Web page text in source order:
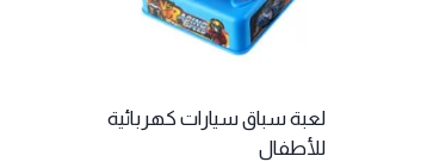
لعبة سباق سيارات كهربائية
للأطفال